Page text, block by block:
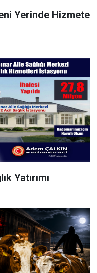
Yerinde Hizmete
Yatırımı